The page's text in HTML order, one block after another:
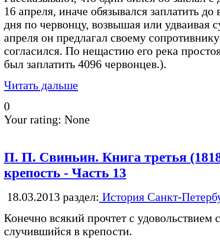
16 апреля, иначе обязывался заплатить
дня по червонцу, возвышая или удваивая
апреля он предлагал своему
согласился. По нещастию его река
был заплатить 4096 червонцев.).
Читать дальше
0
Your rating: None
П. П. Свиньин. Книга третья
крепость - Часть 13
18.03.2013 раздел: История Санкт-
Конечно всякий прочтет с
случившийся в крепости.